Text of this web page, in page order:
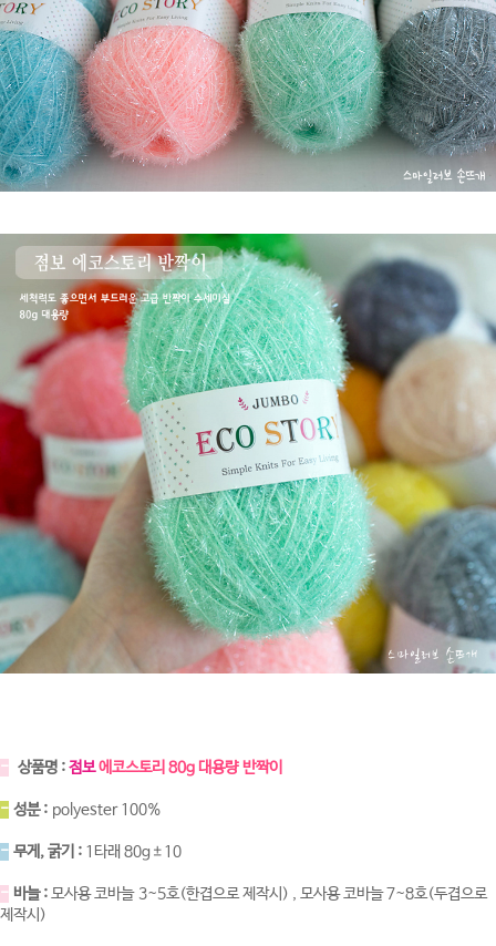
- 상품명 :점보에코스토리 80g 대용량 반짝이
- 성분 : polyester 100%
- 무게, 굵기 : 1타래 80g±10
- 바늘 :모사용 코바늘 3~5호(한겹으로 제작시) , 모사용 코바늘 7~8호(두겹으로
제작시)